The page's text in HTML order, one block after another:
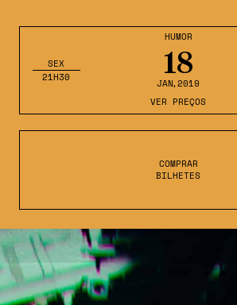
HUMOR
18
JAN,2019
SEX
21H30
VER PREÇOS
COMPRAR
BILHETES